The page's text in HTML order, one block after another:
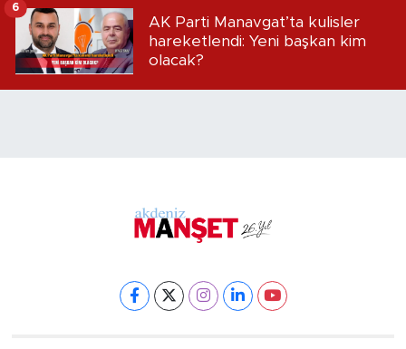
AK Parti Manavgat’ta kulisler
hareketlendi: Yeni başkan kim
olacak?
6